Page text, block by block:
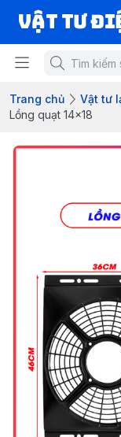
VẬT TƯ
Trang chủ Vật tư
Lồng quạt 14x18